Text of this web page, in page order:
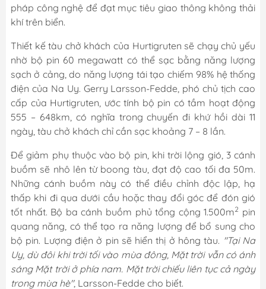
pháp công nghệ để đạt mục tiêu giao thông không thải
khí trên biển.
Thiết kế tàu chở khách của Hurtigruten sẽ chạy chủ yếu
nhờ bộ pin 60 megawatt có thể sạc bằng năng lượng
sạch ở cảng, do năng lượng tái tạo chiếm 98% hệ thống
điện của Na Uy. Gerry Larsson-Fedde, phó chủ tịch cao
cấp của Hurtigruten, ước tính bộ pin có tầm hoạt động
555 – 648km, có nghĩa trong chuyến đi khứ hồi dài 11
ngày, tàu chở khách chỉ cần sạc khoảng 7 – 8 lần.
Để giảm phụ thuộc vào bộ pin, khi trời lộng gió, 3 cánh
buồm sẽ nhô lên từ boong tàu, đạt độ cao tối đa 50m.
Những cánh buồm này có thể điều chỉnh độc lập, hạ
thấp khi đi qua dưới cầu hoặc thay đổi góc để đón gió
tốt nhất. Bộ ba cánh buồm phủ tổng cộng 1.500m2 pin
quang năng, có thể tạo ra năng lượng để bổ sung cho
bộ pin. Lượng điện ở pin sẽ hiển thị ở hông tàu. "Tại Na
Uy, dù đôi khi trời tối vào mùa đông, Mặt trời vẫn có ánh
sáng Mặt trời ở phía nam. Mặt trời chiếu liên tục cả ngày
trong mùa hè", Larsson-Fedde cho biết.